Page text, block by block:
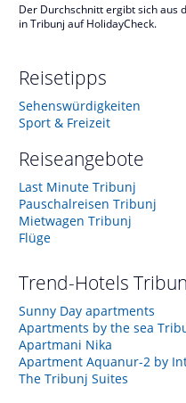
Der Durchschnitt ergibt sich aus
in Tribunj auf HolidayCheck.
Reisetipps
Sehenswürdigkeiten
Sport & Freizeit
Reiseangebote
Last Minute Tribunj
Pauschalreisen Tribunj
Mietwagen Tribunj
Flüge
Trend-Hotels
Sunny Day apartments
Apartments by the sea
Apartmani Nika
Apartment Aquanur-2 by
The Tribunj Suites